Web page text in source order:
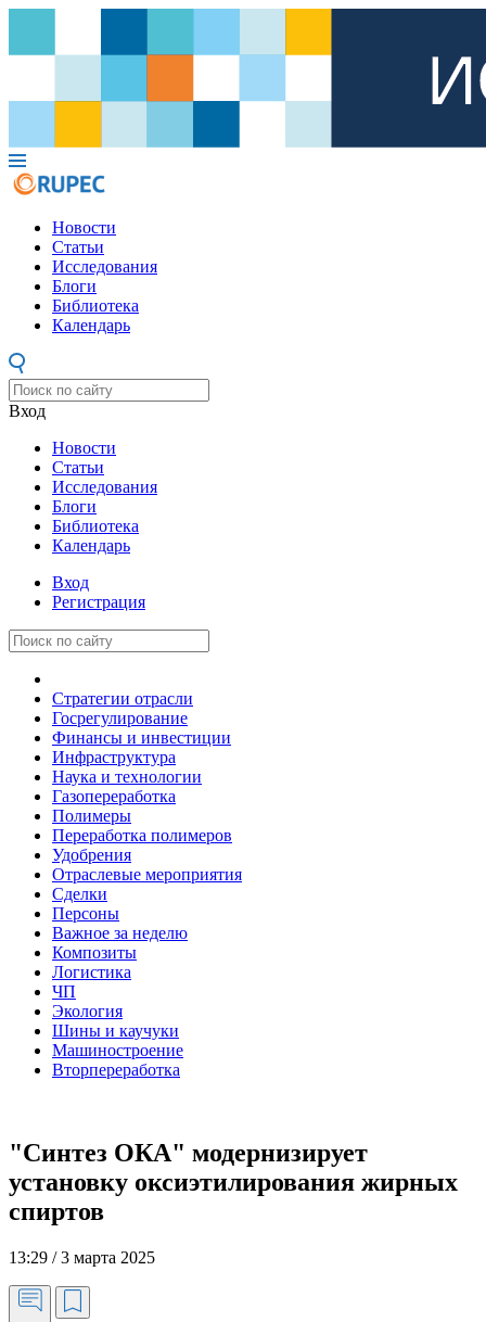
Новости
Статьи
Исследования
Блоги
Библиотека
Календарь
Вход
Новости
Статьи
Исследования
Блоги
Библиотека
Календарь
Вход
Регистрация
Стратегии отрасли
Госрегулирование
Финансы и инвестиции
Инфраструктура
Наука и технологии
Газопереработка
Полимеры
Переработка полимеров
Удобрения
Отраслевые мероприятия
Сделки
Персоны
Важное за неделю
Композиты
Логистика
ЧП
Экология
Шины и каучуки
Машиностроение
Вторпереработка
"Синтез ОКА" модернизирует
установку оксиэтилирования жирных
спиртов
13:29 / 3 марта 2025